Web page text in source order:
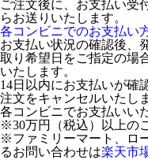
ご注文後に、お支払い受
らお送りいたします。
各コンビニでのお支払い
お支払い状況の確認後、
取り希望日をご指定の場
いたします。
14日以内にお支払いが確
注文をキャンセルいたし
各コンビニでお支払いい
※30万円（税込）以上の
※ファミリーマート、ロ
るお問い合わせは楽天市